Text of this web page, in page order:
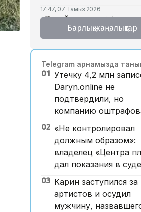
17:47, 07 Тамыз 2026
«Ресейден жеткізілген»:
Алматыда жалған көлік
17:29, 07 Тамыз 2026
ЕҮАК отырысында
электрондық сауда
келісімге қол қойылды
Алматыдағы «Байсат»
базары аукционда 24,7
теңгеге сатылды
15:53, 07 Тамыз 2026
Қазақстанда аукцион
тәртібі өзгертілмек:
жарна құны қымбаттайды
Барлық жаңалықтар
Telegram арнамызда
01 Утечку 4,2 млн
Daryn.online не
подтвердили, но
компанию
02 «Не контролировал
должным образом»:
владелец «Центра
дал показания в суде
03 Карин заступился за
артистов и осудил
мужчину,